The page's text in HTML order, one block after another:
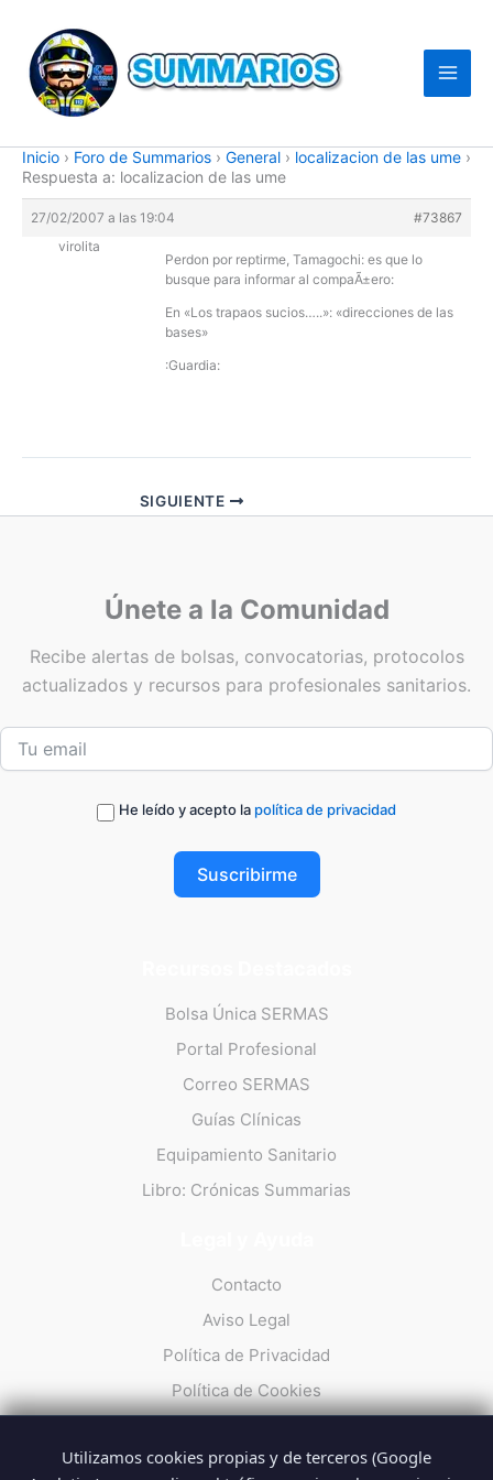
contenido
Inicio › Foro de Summarios › General › localizacion de las ume ›
Respuesta a: localizacion de las ume
27/02/2007 a las 19:04
#73867
virolita
Perdon por reptirme, Tamagochi: es que lo
busque para informar al compaÃ±ero:
En «Los trapaos sucios…..»: «direcciones de las
bases»
:Guardia:
SIGUIENTE
Únete a la Comunidad
Recibe alertas de bolsas, convocatorias, protocolos
actualizados y recursos para profesionales sanitarios.
He leído y acepto la política de privacidad
Suscribirme
Bolsa Única SERMAS
Portal Profesional
Correo SERMAS
Guías Clínicas
Equipamiento Sanitario
Libro: Crónicas Summarias
Contacto
Aviso Legal
Política de Privacidad
Política de Cookies
Utilizamos cookies propias y de terceros (Google